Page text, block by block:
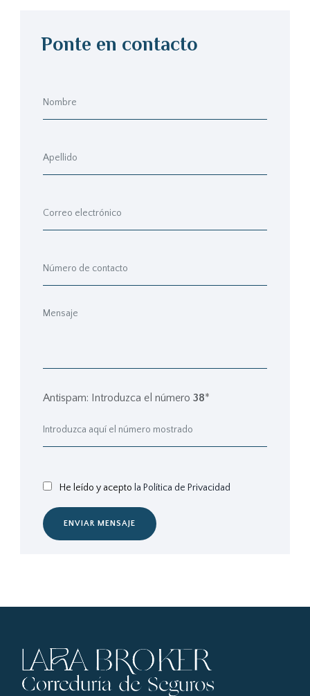
Ponte en contacto
Antispam: Introduzca el número 38*
He leído y acepto la Política de Privacidad
ENVIAR MENSAJE